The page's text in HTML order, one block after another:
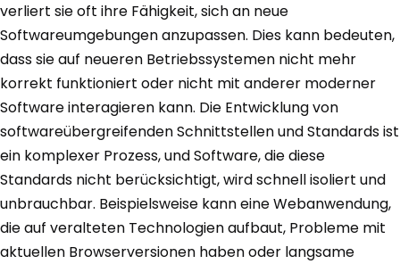
verliert sie oft ihre Fähigkeit, sich an neue
Softwareumgebungen anzupassen. Dies kann bedeuten,
dass sie auf neueren Betriebssystemen nicht mehr
korrekt funktioniert oder nicht mit anderer moderner
Software interagieren kann. Die Entwicklung von
softwareübergreifenden Schnittstellen und Standards ist
ein komplexer Prozess, und Software, die diese
Standards nicht berücksichtigt, wird schnell isoliert und
unbrauchbar. Beispielsweise kann eine Webanwendung,
die auf veralteten Technologien aufbaut, Probleme mit
aktuellen Browserversionen haben oder langsame